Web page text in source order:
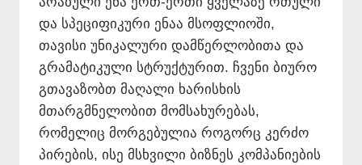
და სპეციფიკური ენაა მსოფლიოში,
თავისი უნიკალური დამწერლობითა და
გრამატიკული სტრუქტურით. ჩვენი ბიურო
გთავაზობთ მაღალი ხარისხის
მთარგმნელობით მომსახურებას,
რომელიც მორგებულია როგორც კერძო
პირების, ისე მსხვილი ბიზნეს კომპანიების